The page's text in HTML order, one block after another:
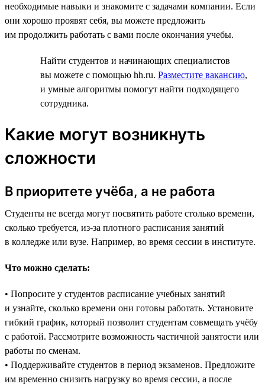
необходимые навыки и знакомите с задачами компании. Если
они хорошо проявят себя, вы можете предложить
им продолжить работать с вами после окончания учебы.
Найти студентов и начинающих специалистов
вы можете с помощью hh.ru. Разместите вакансию,
и умные алгоритмы помогут найти подходящего
сотрудника.
Какие могут возникнуть
сложности
В приоритете учёба, а не работа
Студенты не всегда могут посвятить работе столько времени,
сколько требуется, из-за плотного расписания занятий
в колледже или вузе. Например, во время сессии в институте.
Что можно сделать:
• Попросите у студентов расписание учебных занятий
и узнайте, сколько времени они готовы работать. Установите
гибкий график, который позволит студентам совмещать учёбу
с работой. Рассмотрите возможность частичной занятости или
работы по сменам.
• Поддерживайте студентов в период экзаменов. Предложите
им временно снизить нагрузку во время сессии, а после